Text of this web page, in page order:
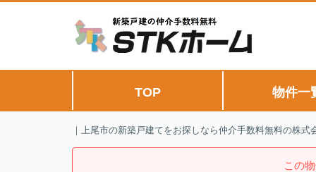
TOP 物件一
｜上尾市の新築戸建てをお探しなら仲介手数料無料の株式
この